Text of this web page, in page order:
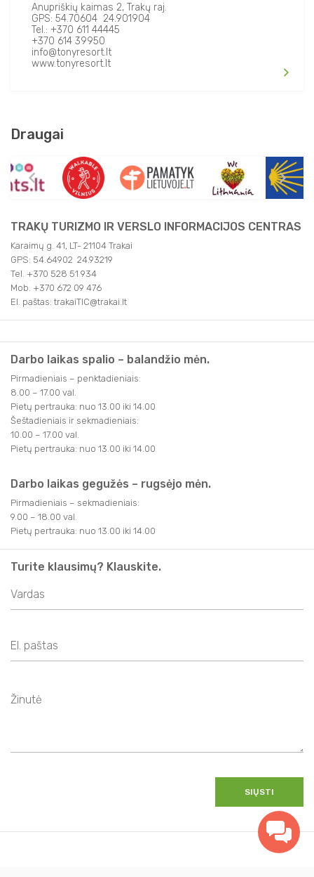
Anupriškių kaimas 2, Trakų raj.
GPS: 54.70604 24.901904
Tel.: +370 611 44445
+370 614 39950
info@tonyresort.lt
www.tonyresort.lt
Draugai
TRAKŲ TURIZMO IR VERSLO INFORMACIJOS CENTRAS
Karaimų g. 41, LT- 21104 Trakai
GPS: 54.64902 24.93219
Tel. +370 528 51 934
Mob. +370 672 09 476
El. paštas: trakaiTIC@trakai.lt
Darbo laikas spalio – balandžio mėn.
Pirmadieniais – penktadieniais:
8.00 – 17.00 val.
Pietų pertrauka: nuo 13.00 iki 14.00
Šeštadieniais ir sekmadieniais:
10.00 – 17.00 val.
Pietų pertrauka: nuo 13.00 iki 14.00
Darbo laikas gegužės – rugsėjo mėn.
Pirmadieniais – sekmadieniais:
9.00 – 18.00 val.
Pietų pertrauka: nuo 13.00 iki 14.00
Turite klausimų? Klauskite.